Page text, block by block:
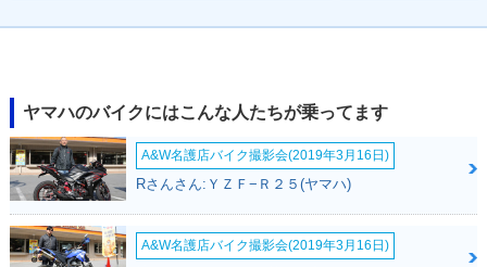
ヤマハのバイクにはこんな人たちが乗ってます
A&W名護店バイク撮影会(2019年3月16日)
Rさんさん:ＹＺＦ−Ｒ２５(ヤマハ)
A&W名護店バイク撮影会(2019年3月16日)